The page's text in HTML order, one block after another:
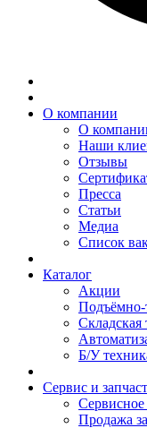
О компании
О
Наши
Отзывы
Пресса
Статьи
Медиа
Список
Каталог
Акции
Подъёмно-
Б/У
Сервис и
Продажа